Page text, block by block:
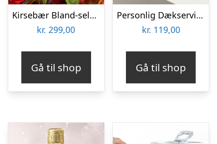
Kirsebær Bland-selv slik i kasser 2,4 kg
kr. 299,00
Gå til shop
Personlig Dækserviet med Billede
kr. 119,00
Gå til shop